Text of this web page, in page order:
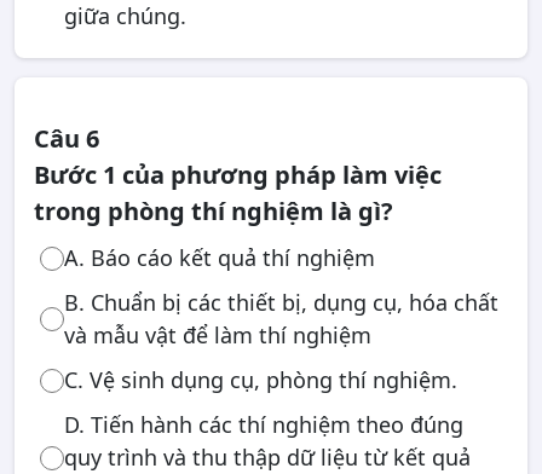
giữa chúng.
Câu 6
Bước 1 của phương pháp làm việc
trong phòng thí nghiệm là gì?
A. Báo cáo kết quả thí nghiệm
B. Chuẩn bị các thiết bị, dụng cụ, hóa chất
và mẫu vật để làm thí nghiệm
C. Vệ sinh dụng cụ, phòng thí nghiệm.
D. Tiến hành các thí nghiệm theo đúng
quy trình và thu thập dữ liệu từ kết quả